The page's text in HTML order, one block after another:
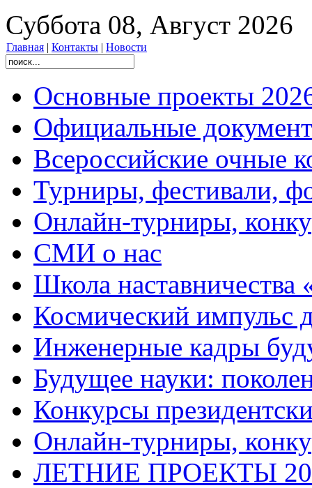
Суббота 08, Август 2026
Главная | Контакты | Новости
Основные проекты
Официальные
Всероссийские очные
Турниры, фестивали,
Онлайн-турниры,
СМИ о нас
Школа
Космический импульс
Инженерные кадры
Будущее науки:
Конкурсы
Онлайн-турниры,
ЛЕТНИЕ ПРОЕКТЫ